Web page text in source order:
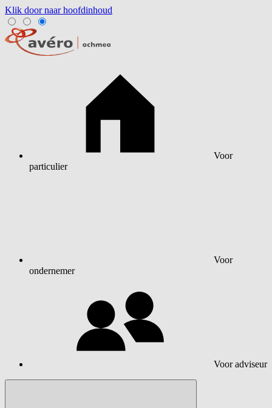
Klik door naar hoofdinhoud
Voor
particulier
Voor
ondernemer
Voor adviseur